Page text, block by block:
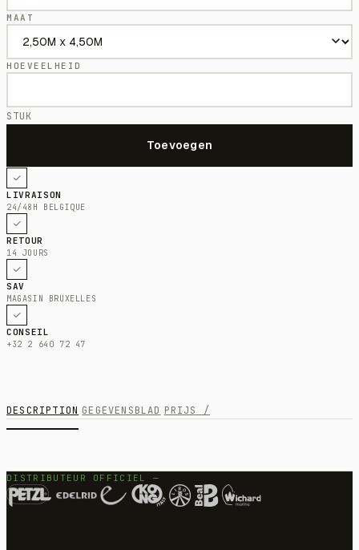
MAAT
HOEVEELHEID
STUK
LIVRAISON
24/48H BELGIQUE
RETOUR
14 JOURS
SAV
MAGASIN BRUXELLES
CONSEIL
+32 2 640 72 47
DESCRIPTION GEGEVENSBLAD PRIJS /
DISTRIBUTEUR OFFICIEL —